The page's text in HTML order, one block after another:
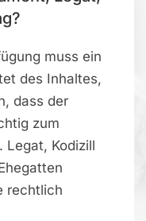
muss ein
des Inhaltes,
dass der
zum
Legat, Kodizill
rechtlich